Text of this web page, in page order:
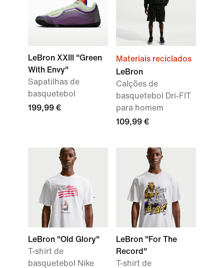
LeBron XXIII "Green
With Envy"
Sapatilhas de
basquetebol
199,99 €
Materiais reciclados
LeBron
Calções de
basquetebol Dri-FIT
para homem
109,99 €
LeBron "Old Glory"
T-shirt de
basquetebol Nike
LeBron "For The
Record"
T-shirt de